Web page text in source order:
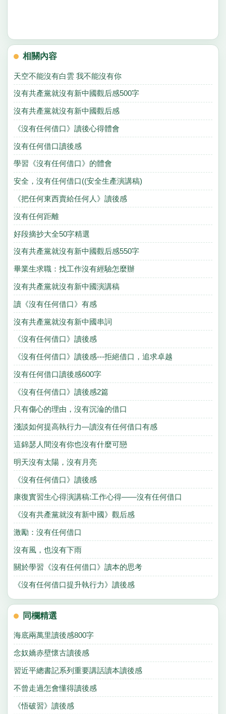
相關內容
天空不能沒有白雲 我不能沒有你
沒有共產黨就沒有新中國觀后感500字
沒有共產黨就沒有新中國觀后感
《沒有任何借口》讀後心得體會
沒有任何借口讀後感
學習《沒有任何借口》的體會
安全，沒有任何借口((安全生產演講稿)
《把任何東西賣給任何人》讀後感
沒有任何距離
好段摘抄大全50字精選
沒有共產黨就沒有新中國觀后感550字
畢業生求職：找工作沒有經驗怎麼辦
沒有共產黨就沒有新中國演講稿
讀《沒有任何借口》有感
沒有共產黨就沒有新中國串詞
《沒有任何借口》讀後感
《沒有任何借口》讀後感---拒絕借口，追求卓越
沒有任何借口讀後感600字
《沒有任何借口》讀後感2篇
只有傷心的理由，沒有沉淪的借口
淺談如何提高執行力—讀沒有任何借口有感
這錦瑟人間沒有你也沒有什麼可戀
明天沒有太陽，沒有月亮
《沒有任何借口》讀後感
康復實習生心得演講稿:工作心得——沒有任何借口
《沒有共產黨就沒有新中國》觀后感
激勵：沒有任何借口
沒有風，也沒有下雨
關於學習《沒有任何借口》讀本的思考
《沒有任何借口提升執行力》讀後感
同欄精選
海底兩萬里讀後感800字
念奴嬌赤壁懷古讀後感
習近平總書記系列重要講話讀本讀後感
不曾走過怎會懂得讀後感
《悟破習》讀後感